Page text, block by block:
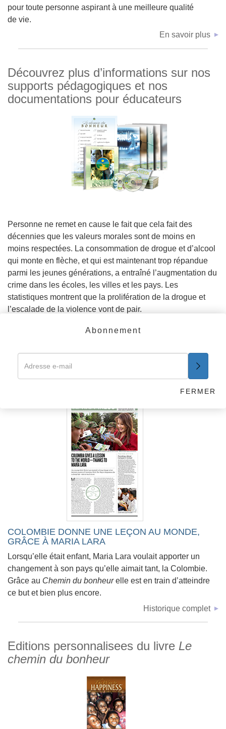
pour toute personne aspirant à une meilleure qualité
de vie.
En savoir plus
Découvrez plus d’informations sur nos
supports pédagogiques et nos
documentations pour éducateurs
Personne ne remet en cause le fait que cela fait des
décennies que les valeurs morales sont de moins en
moins respectées. La consommation de drogue et d’alcool
qui monte en flèche, et qui est maintenant trop répandue
parmi les jeunes générations, a entraîné l’augmentation du
crime dans les écoles, les villes et les pays. Les
statistiques montrent que la prolifération de la drogue et
l’escalade de la violence vont de pair.
Le chemin du bonheur
d’information
COLOMBIE DONNE UNE LEÇON AU MONDE,
GRÂCE À MARIA LARA
Lorsqu’elle était enfant, Maria Lara voulait apporter un
changement à son pays qu’elle aimait tant, la Colombie.
Grâce au Chemin du bonheurelle est en train d’atteindre
ce but et bien plus encore.
Historique complet
Editions personnalisees du livre Le
chemin du bonheur
Abonnement
FERMER